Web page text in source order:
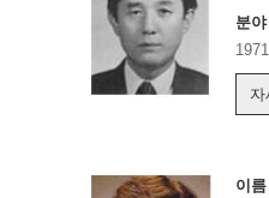
분야
이름